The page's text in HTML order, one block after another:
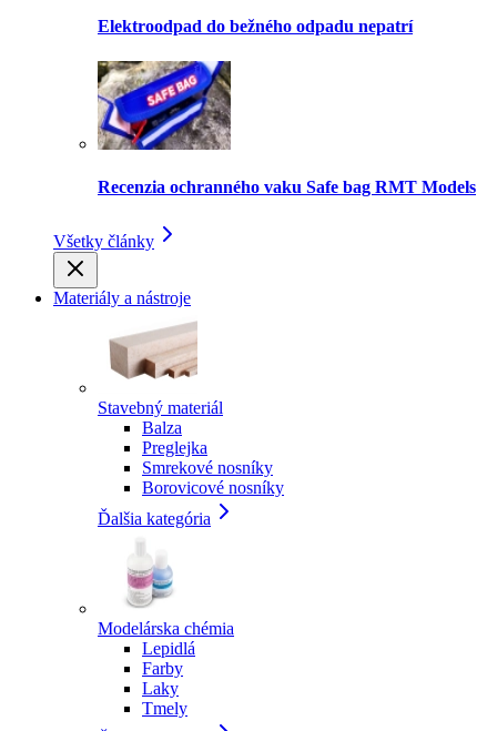
Elektroodpad do bežného odpadu nepatrí
Recenzia ochranného vaku Safe bag RMT Models
Všetky články
Materiály a nástroje
Stavebný materiál
Balza
Preglejka
Smrekové nosníky
Borovicové nosníky
Ďalšia kategória
Modelárska chémia
Lepidlá
Farby
Laky
Tmely